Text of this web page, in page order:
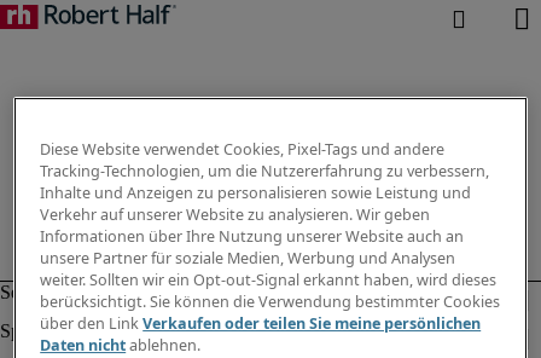
Diese Website verwendet Cookies, Pixel-Tags und andere
Tracking-Technologien, um die Nutzererfahrung zu verbessern,
Inhalte und Anzeigen zu personalisieren sowie Leistung und
Verkehr auf unserer Website zu analysieren. Wir geben
Informationen über Ihre Nutzung unserer Website auch an
unsere Partner für soziale Medien, Werbung und Analysen
weiter. Sollten wir ein Opt-out-Signal erkannt haben, wird dieses
berücksichtigt. Sie können die Verwendung bestimmter Cookies
über den LinkVerkaufen oder teilen Sie meine persönlichen
Daten nichtablehnen.